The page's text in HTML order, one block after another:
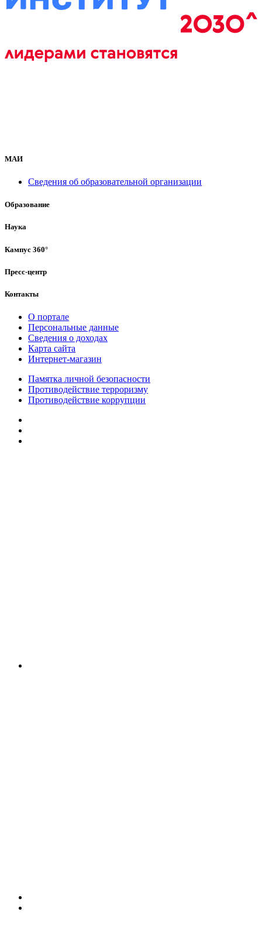
МАИ
Сведения об образовательной организации
Образование
Наука
Кампус 360°
Пресс-центр
Контакты
О портале
Персональные данные
Сведения о доходах
Карта сайта
Интернет-магазин
Памятка личной безопасности
Противодействие терроризму
Противодействие коррупции